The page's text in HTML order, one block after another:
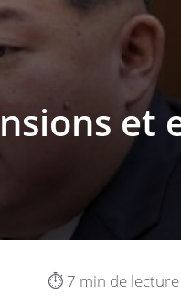
et
⏱️ 7 min de lecture